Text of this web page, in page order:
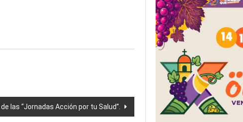
las “Jornadas Acción por tu Salud”.